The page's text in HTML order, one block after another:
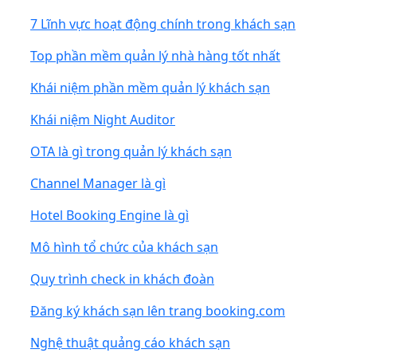
7 Lĩnh vực hoạt động chính trong khách sạn
Top phần mềm quản lý nhà hàng tốt nhất
Khái niệm phần mềm quản lý khách sạn
Khái niệm Night Auditor
OTA là gì trong quản lý khách sạn
Channel Manager là gì
Hotel Booking Engine là gì
Mô hình tổ chức của khách sạn
Quy trình check in khách đoàn
Đăng ký khách sạn lên trang booking.com
Nghệ thuật quảng cáo khách sạn